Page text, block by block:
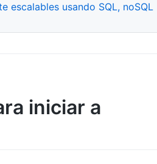
escalables usando SQL, noSQL
iniciar a